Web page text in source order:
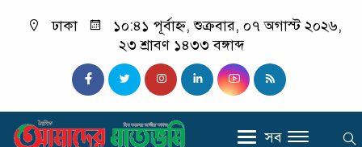
ঢাকা
১০:৪১ পূর্বাহ্ন, শুক্রবার, ০৭ অগাস্ট ২০২৬,
২৩ শ্রাবণ ১৪৩৩ বঙ্গাব্দ
সব